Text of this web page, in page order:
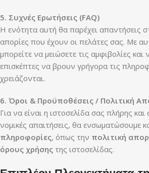
5. Συχνές Ερωτήσεις (FAQ)
Η ενότητα αυτή θα παρέχει απαντήσεις
απορίες που έχουν οι πελάτες σας. Με
μπορείτε να μειώσετε τις αμφιβολίες και
επισκέπτες να βρουν γρήγορα τις
χρειάζονται.
6. Όροι & Προϋποθέσεις / Πολιτική
Για να είναι η ιστοσελίδα σας πλήρης
νομικές απαιτήσεις, θα ενσωματώσουμε
πληροφορίες, όπως την πολιτική
όρους χρήσης της ιστοσελίδας.